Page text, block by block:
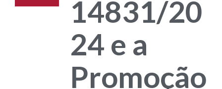
14831/20
24 e a
Promoção